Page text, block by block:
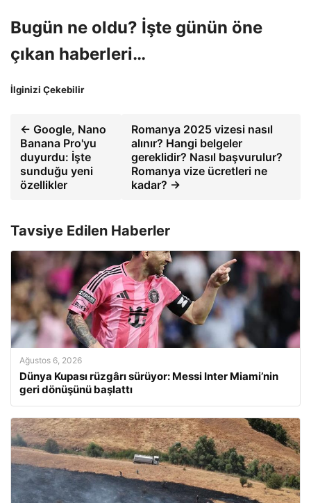
Bugün ne oldu? İşte günün öne
çıkan haberleri…
İlginizi Çekebilir
← Google, Nano
Banana Pro'yu
duyurdu: İşte
sunduğu yeni
özellikler
Romanya 2025 vizesi nasıl
alınır? Hangi belgeler
gereklidir? Nasıl başvurulur?
Romanya vize ücretleri ne
kadar? →
Tavsiye Edilen Haberler
Ağustos 6, 2026
Dünya Kupası rüzgârı sürüyor: Messi Inter Miami’nin
geri dönüşünü başlattı